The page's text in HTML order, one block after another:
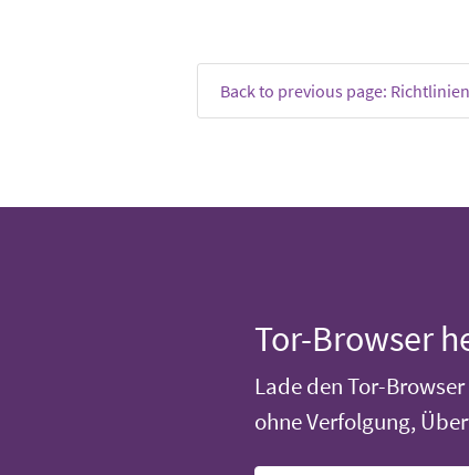
Back to previous page:
Tor-Browser
Lade den Tor-
ohne Verfolgung,